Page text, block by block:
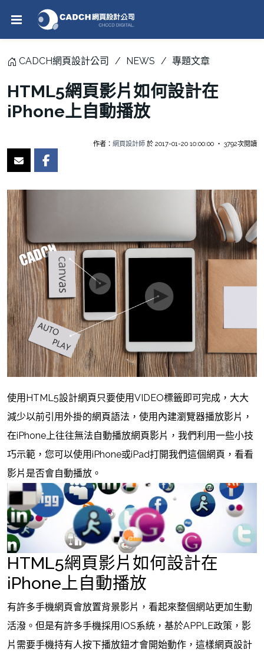
CADCH網頁設計公司 NEWS 專題文章
HTML5網頁影片如何設計在
iPhone上自動播放
作者： 網頁設計師 於 2017-01-20 10:00:00 ‧ 3792次閱讀
使用HTML5設計網頁只要使用VIDEO標籤即可完成，大大
減少以前引用外掛的網頁語法，使用內建瀏覽器播放影片，
在iPhone上往往無法自動播放網頁影片，我們利用一些小技
巧示範，您可以使用iPhone或iPad打開我們這個網頁，看看
影片是否會自動播放。
HTML5網頁影片如何設計在
iPhone上自動播放
有許多手機網頁會放置背景影片，看起來整個網站更加生動
活潑。但是有許多手機採用IOS系統，基於APPLE政策，影
片需要手機持有人按下播放鈕才會開始動作，這樣網頁設計